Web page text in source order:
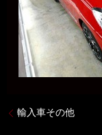
輸入車その他